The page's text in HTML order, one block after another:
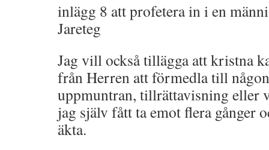
inlägg 8 att profetera in i en
Jareteg
Jag vill också tillägga att kristna
från Herren att förmedla till
uppmuntran, tillrättavisning eller
jag själv fått ta emot flera gånger
äkta.